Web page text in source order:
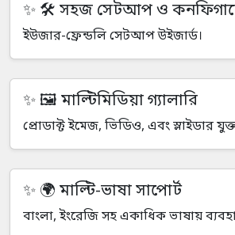
🛠️ সহজ সেটআপ ও
ইউজার-ফ্রেন্ডলি সেটআপ উইজার্ড।
🖼️ মাল্টিমিডিয়া গ্যালারি
প্রোডাক্ট ইমেজ, ভিডিও, এবং স্লাইডার
🌍 মাল্টি-ভাষা সাপোর্ট
বাংলা, ইংরেজি সহ একাধিক ভাষায়